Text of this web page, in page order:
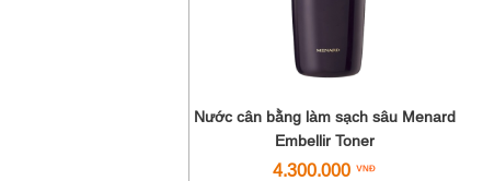
Nước cân bằng làm sạch sâu Menard
Embellir Toner
4.300.000